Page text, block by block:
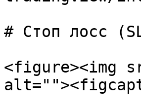
# Стоп лосс
<figure><img